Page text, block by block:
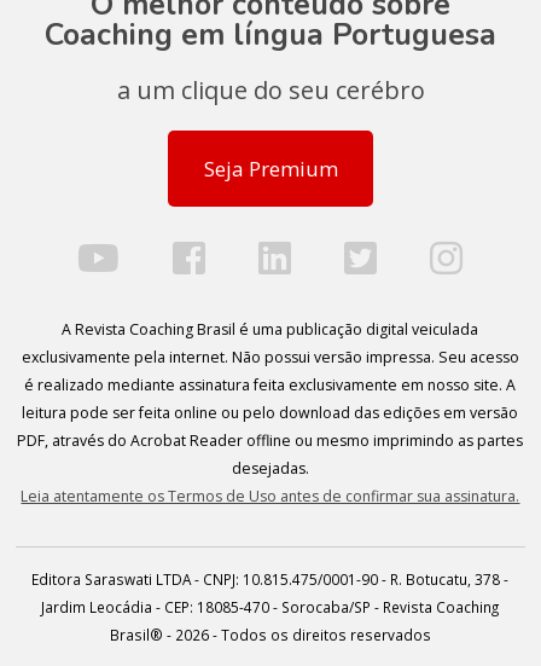
Coaching em língua Portuguesa
a um clique do seu cerébro
Seja Premium
A Revista Coaching Brasil é uma publicação digital veiculada
exclusivamente pela internet. Não possui versão impressa. Seu acesso
é realizado mediante assinatura feita exclusivamente em nosso site. A
leitura pode ser feita online ou pelo download das edições em versão
PDF, através do Acrobat Reader offline ou mesmo imprimindo as partes
desejadas.
Leia atentamente os Termos de Uso antes de confirmar sua assinatura.
Editora Saraswati LTDA - CNPJ: 10.815.475/0001-90 - R. Botucatu, 378 -
Jardim Leocádia - CEP: 18085-470 - Sorocaba/SP - Revista Coaching
Brasil® - 2026 - Todos os direitos reservados